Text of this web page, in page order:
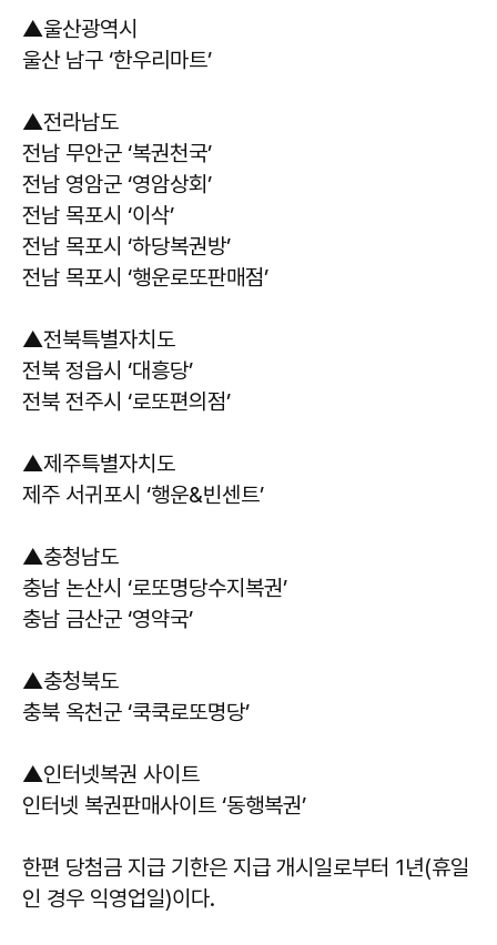
▲울산광역시
울산 남구 ‘한우리마트’
▲전라남도
전남 무안군 ‘복권천국’
전남 영암군 ‘영암상회’
전남 목포시 ‘이삭’
전남 목포시 ‘하당복권방’
전남 목포시 ‘행운로또판매점’
▲전북특별자치도
전북 정읍시 ‘대흥당’
전북 전주시 ‘로또편의점’
▲제주특별자치도
제주 서귀포시 ‘행운&빈센트’
▲충청남도
충남 논산시 ‘로또명당수지복권’
충남 금산군 ‘영약국’
▲충청북도
충북 옥천군 ‘쿡쿡로또명당’
▲인터넷복권 사이트
인터넷 복권판매사이트 ‘동행복권’
한편 당첨금 지급 기한은 지급 개시일로부터 1년(휴일
인 경우 익영업일)이다.